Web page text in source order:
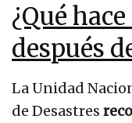
¿Qué
después
La Unidad
de Desastres